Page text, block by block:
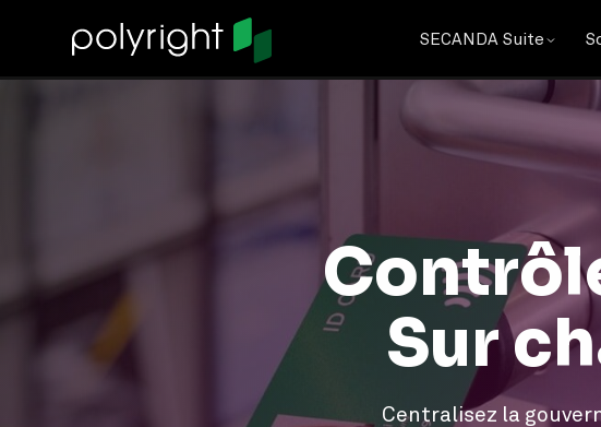
SECANDA Suite
Sur
Centralisez la